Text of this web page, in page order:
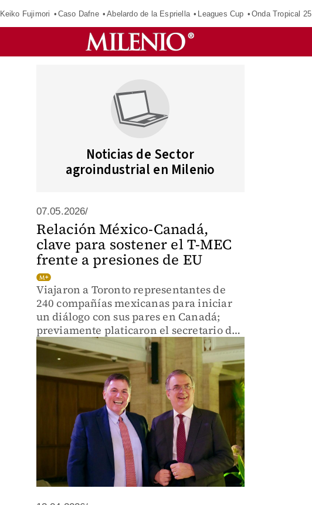
Keiko Fujimori Caso Dafne Abelardo de la Espriella Leagues Cup Onda Tropical 25
Noticias de Sector
agroindustrial en Milenio
07.05.2026/
Relación México-Canadá,
clave para sostener el T-MEC
frente a presiones de EU
Viajaron a Toronto representantes de
240 compañías mexicanas para iniciar
un diálogo con sus pares en Canadá;
previamente platicaron el secretario de
Economía, Marcelo Ebrard, y su
homólogo de Canadá, Dominic LeBlanc.